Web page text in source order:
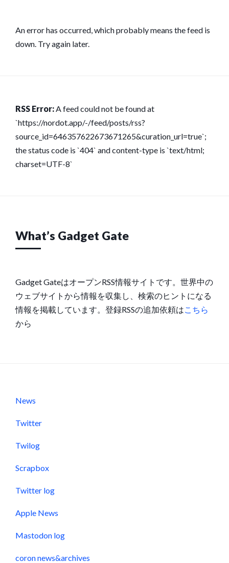
An error has occurred, which probably means the feed is
down. Try again later.
RSS Error:A feed could not be found at
`https://nordot.app/-/feed/posts/rss?
source_id=646357622673671265&curation_url=true`;
the status code is `404` and content-type is `text/html;
charset=UTF-8`
What’s Gadget Gate
Gadget GateはオープンRSS情報サイトです。世界中の
ウェブサイトから情報を収集し、検索のヒントになる
情報を掲載しています。登録RSSの追加依頼は こちら
から
News
Twitter
Twilog
Scrapbox
Twitter log
Apple News
Mastodon log
coron news&archives